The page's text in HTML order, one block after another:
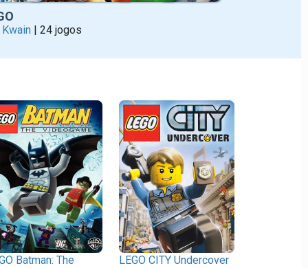
Kwain | 24 jogos
Batman: The
LEGO CITY Undercover